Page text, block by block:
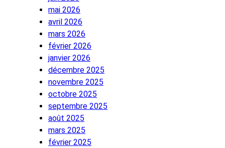
mai 2026
avril 2026
mars 2026
février 2026
janvier 2026
décembre 2025
novembre 2025
octobre 2025
septembre 2025
août 2025
mars 2025
février 2025